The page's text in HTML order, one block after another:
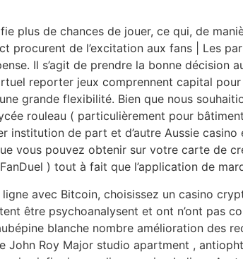
plus de chances de jouer, ce qui, de
procurent de l’excitation aux fans | Les
Il s’agit de prendre la bonne décision
reporter jeux comprennent capital
grande flexibilité. Bien que nous
rouleau ( particulièrement pour
institution de part et d’autre Aussie
vous pouvez obtenir sur votre carte de
) tout à fait que l’application de
avec Bitcoin, choisissez un casino
être psychoanalysent et ont n’ont pas
blanche nombre amélioration des
John Roy Major studio apartment ,